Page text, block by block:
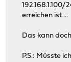
192.168.1.100/
erreichen ist ...
Das kann
P.S.: Müsste